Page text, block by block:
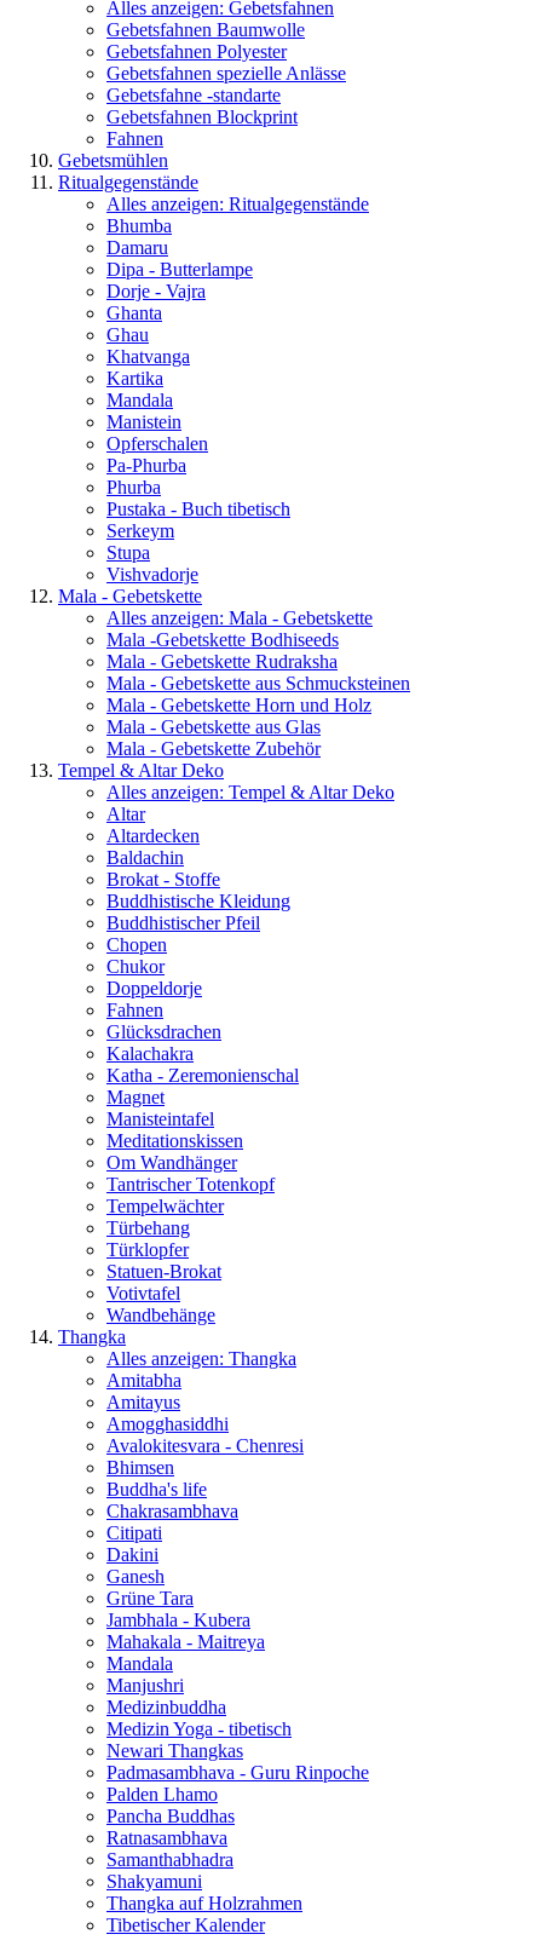
Alles anzeigen: Gebetsfahnen
Gebetsfahnen Baumwolle
Gebetsfahnen Polyester
Gebetsfahnen spezielle Anlässe
Gebetsfahne -standarte
Gebetsfahnen Blockprint
Fahnen
Gebetsmühlen
Ritualgegenstände
Alles anzeigen: Ritualgegenstände
Bhumba
Damaru
Dipa - Butterlampe
Dorje - Vajra
Ghanta
Ghau
Khatvanga
Kartika
Mandala
Manistein
Opferschalen
Pa-Phurba
Phurba
Pustaka - Buch tibetisch
Serkeym
Stupa
Vishvadorje
Mala - Gebetskette
Alles anzeigen: Mala - Gebetskette
Mala -Gebetskette Bodhiseeds
Mala - Gebetskette Rudraksha
Mala - Gebetskette aus Schmucksteinen
Mala - Gebetskette Horn und Holz
Mala - Gebetskette aus Glas
Mala - Gebetskette Zubehör
Tempel & Altar Deko
Alles anzeigen: Tempel & Altar Deko
Altar
Altardecken
Baldachin
Brokat - Stoffe
Buddhistische Kleidung
Buddhistischer Pfeil
Chopen
Chukor
Doppeldorje
Fahnen
Glücksdrachen
Kalachakra
Katha - Zeremonienschal
Magnet
Manisteintafel
Meditationskissen
Om Wandhänger
Tantrischer Totenkopf
Tempelwächter
Türbehang
Türklopfer
Statuen-Brokat
Votivtafel
Wandbehänge
Thangka
Alles anzeigen: Thangka
Amitabha
Amitayus
Amogghasiddhi
Avalokitesvara - Chenresi
Bhimsen
Buddha's life
Chakrasambhava
Citipati
Dakini
Ganesh
Grüne Tara
Jambhala - Kubera
Mahakala - Maitreya
Mandala
Manjushri
Medizinbuddha
Medizin Yoga - tibetisch
Newari Thangkas
Padmasambhava - Guru Rinpoche
Palden Lhamo
Pancha Buddhas
Ratnasambhava
Samanthabhadra
Shakyamuni
Thangka auf Holzrahmen
Tibetischer Kalender